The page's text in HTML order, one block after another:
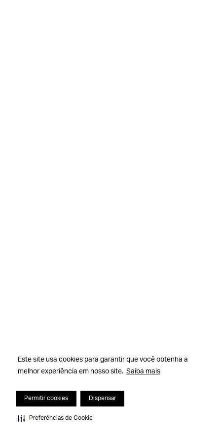
Este site usa cookies para garantir que você obtenha a
melhor experiência em nosso site. Saiba mais
Permitir cookies Dispensar
Preferências de Cookie
Este site usa cookies para garantir que você obtenha a
melhor experiência em nosso site. Saiba mais
Permitir cookies Dispensar
Preferências de Cookie